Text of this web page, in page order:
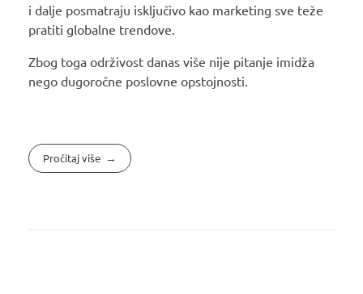
i dalje posmatraju isključivo kao marketing sve teže
pratiti globalne trendove.
Zbog toga održivost danas više nije pitanje imidža
nego dugoročne poslovne opstojnosti.
Pročitaj više